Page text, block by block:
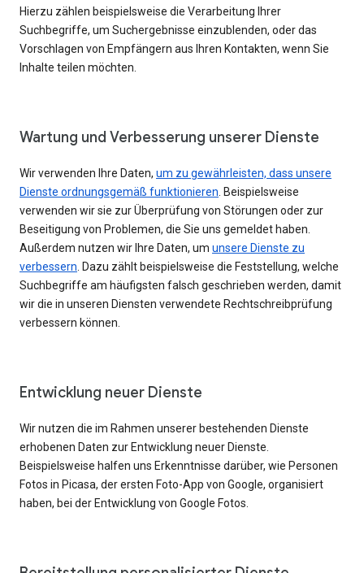
Hierzu zählen beispielsweise die Verarbeitung Ihrer
Suchbegriffe, um Suchergebnisse einzublenden, oder das
Vorschlagen von Empfängern aus Ihren Kontakten, wenn Sie
Inhalte teilen möchten.
Wartung und Verbesserung unserer Dienste
Wir verwenden Ihre Daten, um zu gewährleisten, dass unsere
Dienste ordnungsgemäß funktionieren . Beispielsweise
verwenden wir sie zur Überprüfung von Störungen oder zur
Beseitigung von Problemen, die Sie uns gemeldet haben.
Außerdem nutzen wir Ihre Daten, um unsere Dienste zu
verbessern . Dazu zählt beispielsweise die Feststellung, welche
Suchbegriffe am häufigsten falsch geschrieben werden, damit
wir die in unseren Diensten verwendete Rechtschreibprüfung
verbessern können.
Entwicklung neuer Dienste
Wir nutzen die im Rahmen unserer bestehenden Dienste
erhobenen Daten zur Entwicklung neuer Dienste.
Beispielsweise halfen uns Erkenntnisse darüber, wie Personen
Fotos in Picasa, der ersten Foto-App von Google, organisiert
haben, bei der Entwicklung von Google Fotos.